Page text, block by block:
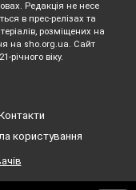
Редакція не несе
в прес-релізах та
розміщених на
на sho.org.ua. Сайт
річного віку.
користування